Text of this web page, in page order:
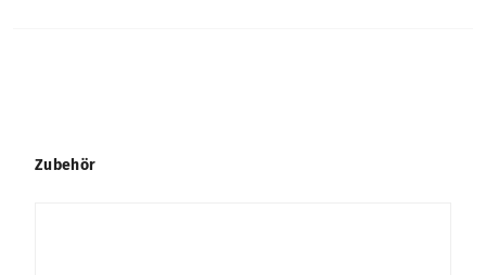
Produktgalerie überspringen
Zubehör